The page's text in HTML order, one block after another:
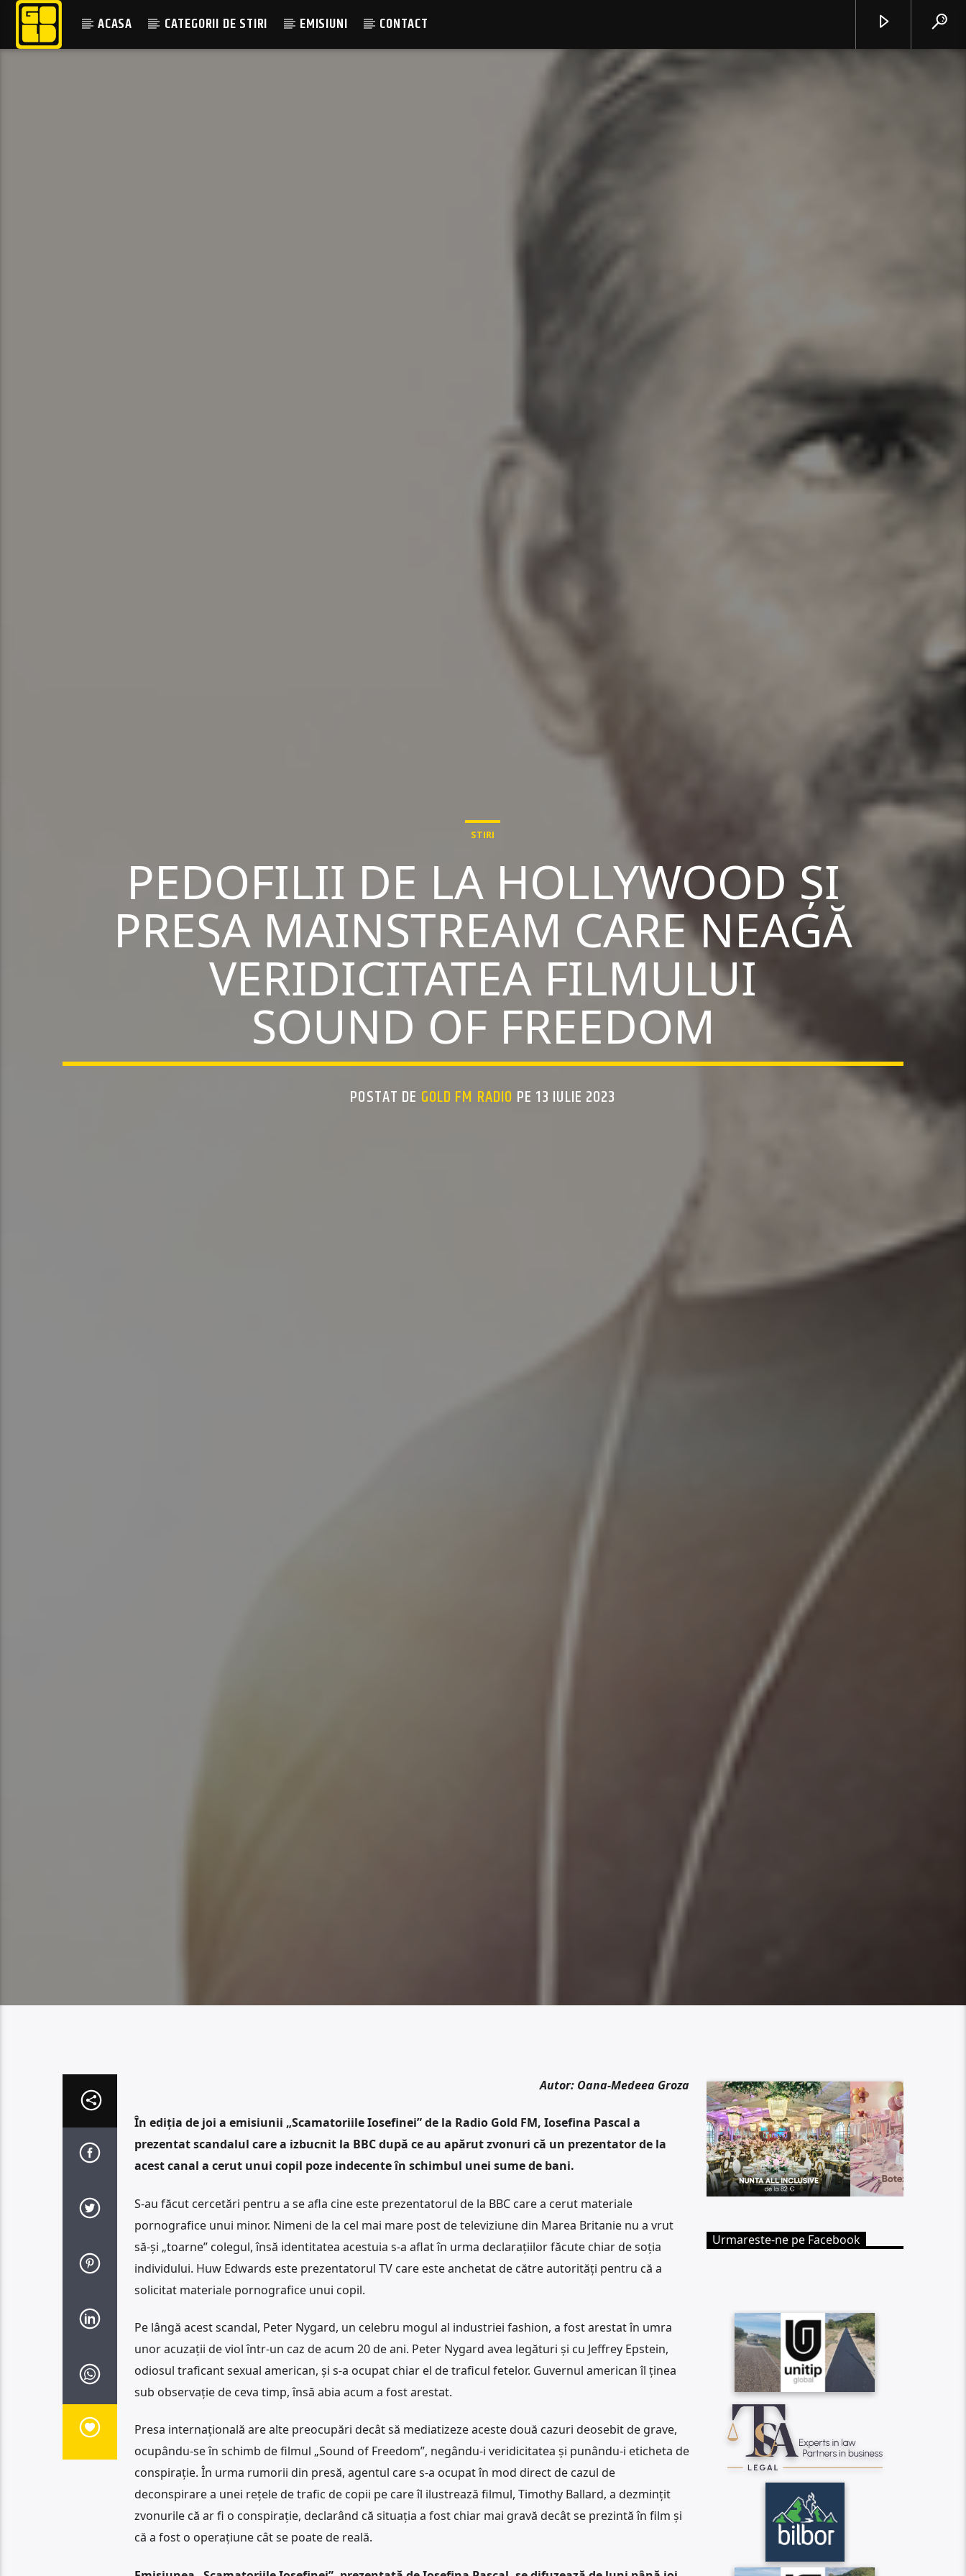
ACASA CATEGORII DE STIRI EMISIUNI CONTACT
STIRI
PEDOFILII DE LA HOLLYWOOD ȘI
PRESA MAINSTREAM CARE NEAGĂ
VERIDICITATEA FILMULUI
SOUND OF FREEDOM
POSTAT DE GOLD FM RADIO PE 13 IULIE 2023
Autor: Oana-Medeea Groza
În ediția de joi a emisiunii „Scamatoriile Iosefinei” de la Radio Gold FM, Iosefina Pascal a
prezentat scandalul care a izbucnit la BBC după ce au apărut zvonuri că un prezentator de la
acest canal a cerut unui copil poze indecente în schimbul unei sume de bani.
S-au făcut cercetări pentru a se afla cine este prezentatorul de la BBC care a cerut materiale
pornografice unui minor. Nimeni de la cel mai mare post de televiziune din Marea Britanie nu a vrut
să-și „toarne” colegul, însă identitatea acestuia s-a aflat în urma declarațiilor făcute chiar de soția
individului. Huw Edwards este prezentatorul TV care este anchetat de către autorități pentru că a
solicitat materiale pornografice unui copil.
Pe lângă acest scandal, Peter Nygard, un celebru mogul al industriei fashion, a fost arestat în umra
unor acuzații de viol într-un caz de acum 20 de ani. Peter Nygard avea legături și cu Jeffrey Epstein,
odiosul traficant sexual american, și s-a ocupat chiar el de traficul fetelor. Guvernul american îl ținea
sub observație de ceva timp, însă abia acum a fost arestat.
Presa internațională are alte preocupări decât să mediatizeze aceste două cazuri deosebit de grave,
ocupându-se în schimb de filmul „Sound of Freedom”, negându-i veridicitatea și punându-i eticheta de
conspirație. În urma rumorii din presă, agentul care s-a ocupat în mod direct de cazul de
deconspirare a unei rețele de trafic de copii pe care îl ilustrează filmul, Timothy Ballard, a dezmințit
zvonurile că ar fi o conspirație, declarând că situația a fost chiar mai gravă decât se prezintă în film și
că a fost o operațiune cât se poate de reală.
Urmareste-ne pe Facebook